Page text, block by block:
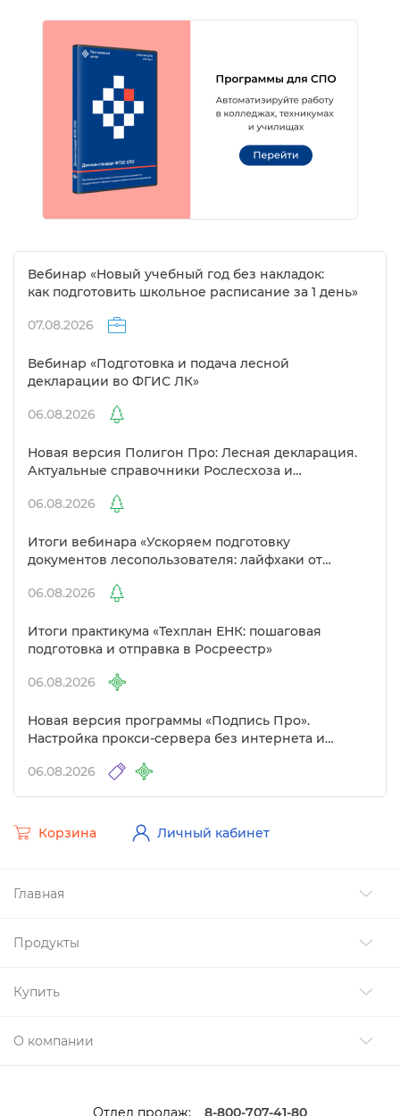
ебинар «Новый учебный год без накладок:
как подготовить школьное расписание за 1 день»
07.08.2026
ебинар «Подготовка и подача лесной
декларации во ФГИС ЛК»
06.08.2026
Новая версия Полигон Про: Лесная декларация.
Актуальные справочники Рослесхоза и
06.08.2026
Итоги вебинара «Ускоряем подготовку
документов лесопользователя: лайфхаки от
06.08.2026
Итоги практикума «Техплан ЕНК: пошаговая
подготовка и отправка в Росреестр»
06.08.2026
Новая версия программы «Подпись Про».
Настройка прокси-сервера без интернета и
06.08.2026
Главная
Продукты
Купить
О компании
Корзина Личный кабинет
Отдел продаж: 8-800-707-41-80